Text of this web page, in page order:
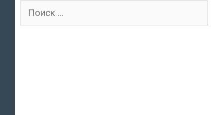
Поиск